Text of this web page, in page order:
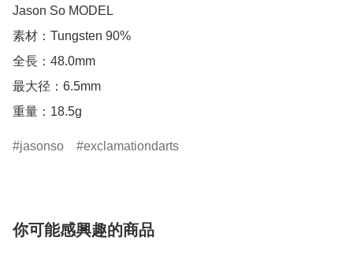
Jason So MODEL
素材：Tungsten 90%
全長：48.0mm
最大径：6.5mm
重量：18.5g
jasonso exclamationdarts
你可能感興趣的商品